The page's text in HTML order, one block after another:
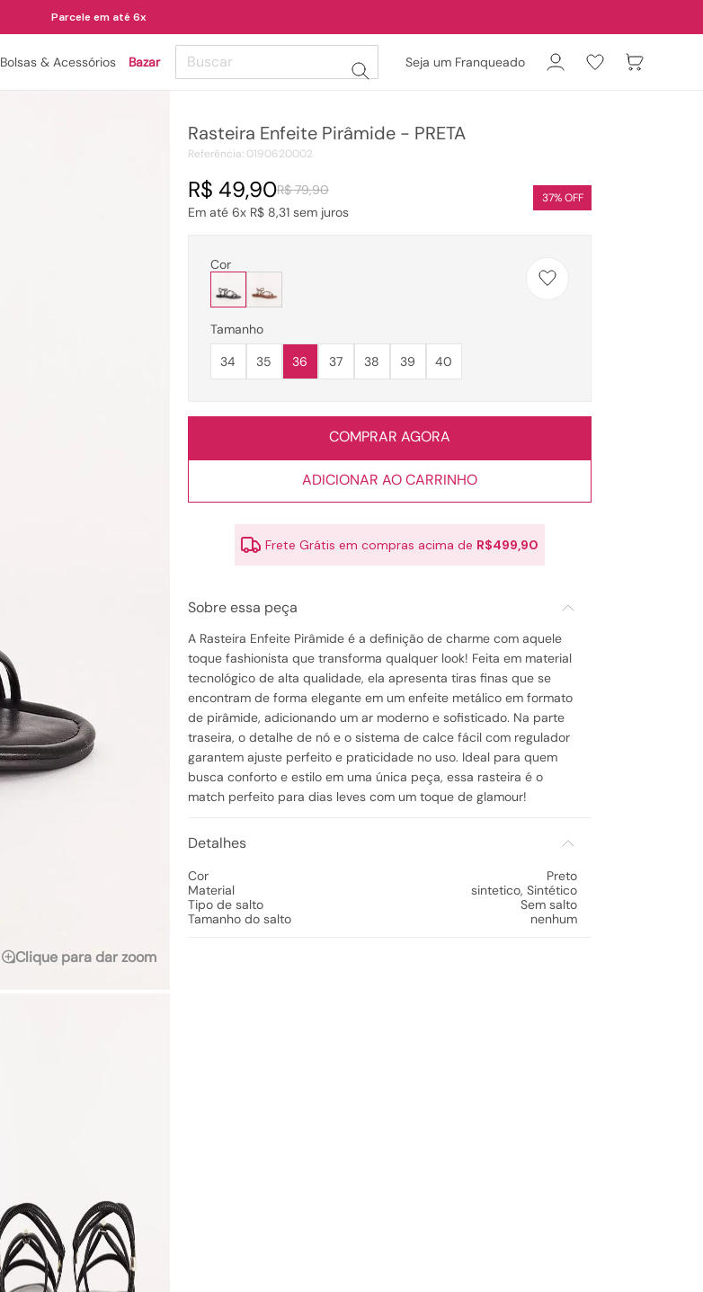
Parcele em até 6x
Bolsas & Acessórios Bazar
Buscar
Seja um Franqueado
Clique para dar zoom
Rasteira Enfeite Pirâmide - PRETA
Referência: 0190620002
R$ 79,90
R$ 49,90
Em até 6x R$ 8,31sem juros
37% OFF
Cor
Tamanho
36
38 40
35 37 39
34
COMPRAR AGORA
ADICIONAR AO CARRINHO
Frete Grátis em compras acima de R$499,90
Sobre essa peça
A Rasteira Enfeite Pirâmide é a definição de charme com aquele
toque fashionista que transforma qualquer look! Feita em material
tecnológico de alta qualidade, ela apresenta tiras finas que se
encontram de forma elegante em um enfeite metálico em formato
de pirâmide, adicionando um ar moderno e sofisticado. Na parte
traseira, o detalhe de nó e o sistema de calce fácil com regulador
garantem ajuste perfeito e praticidade no uso. Ideal para quem
busca conforto e estilo em uma única peça, essa rasteira é o
match perfeito para dias leves com um toque de glamour!
Detalhes
Cor
Preto
Material
sintetico, Sintético
Tipo de salto
Sem salto
Tamanho do salto
nenhum